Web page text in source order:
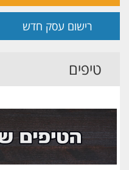
רישום עסק חדש
טיפים